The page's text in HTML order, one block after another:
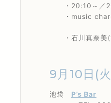
・20:10～／
・music charge
・石川真奈美
9月10日(
池袋 P’s Bar